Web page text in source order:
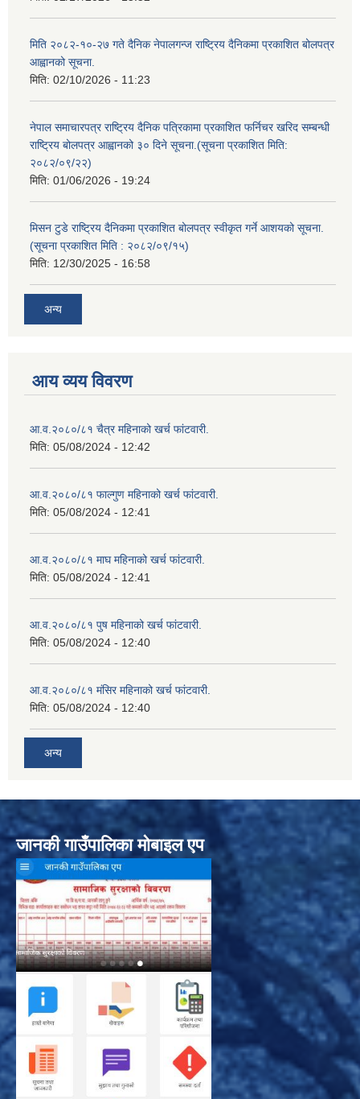
मिति २०८२-१०-२७ गते दैनिक नेपालगन्ज राष्ट्रिय दैनिकमा प्रकाशित बोलपत्र
आह्वानको सूचना.
मिति: 02/10/2026 - 11:23
नेपाल समाचारपत्र राष्ट्रिय दैनिक पत्रिकामा प्रकाशित फर्निचर खरिद सम्बन्धी
राष्ट्रिय बोलपत्र आह्वानको ३० दिने सूचना.(सूचना प्रकाशित मिति:
२०८२/०९/२२)
मिति: 01/06/2026 - 19:24
मिसन टुडे राष्ट्रिय दैनिकमा प्रकाशित बोलपत्र स्वीकृत गर्ने आशयको सूचना.
(सूचना प्रकाशित मिति : २०८२/०९/१५)
मिति: 12/30/2025 - 16:58
अन्य
आय व्यय विवरण
आ.व.२०८०/८१ चैत्र महिनाको खर्च फांटवारी.
मिति: 05/08/2024 - 12:42
आ.व.२०८०/८१ फाल्गुण महिनाको खर्च फांटवारी.
मिति: 05/08/2024 - 12:41
आ.व.२०८०/८१ माघ महिनाको खर्च फांटवारी.
मिति: 05/08/2024 - 12:41
आ.व.२०८०/८१ पुष महिनाको खर्च फांटवारी.
मिति: 05/08/2024 - 12:40
आ.व.२०८०/८१ मंसिर महिनाको खर्च फांटवारी.
मिति: 05/08/2024 - 12:40
अन्य
जानकी गाउँपालिका मोबाइल एप